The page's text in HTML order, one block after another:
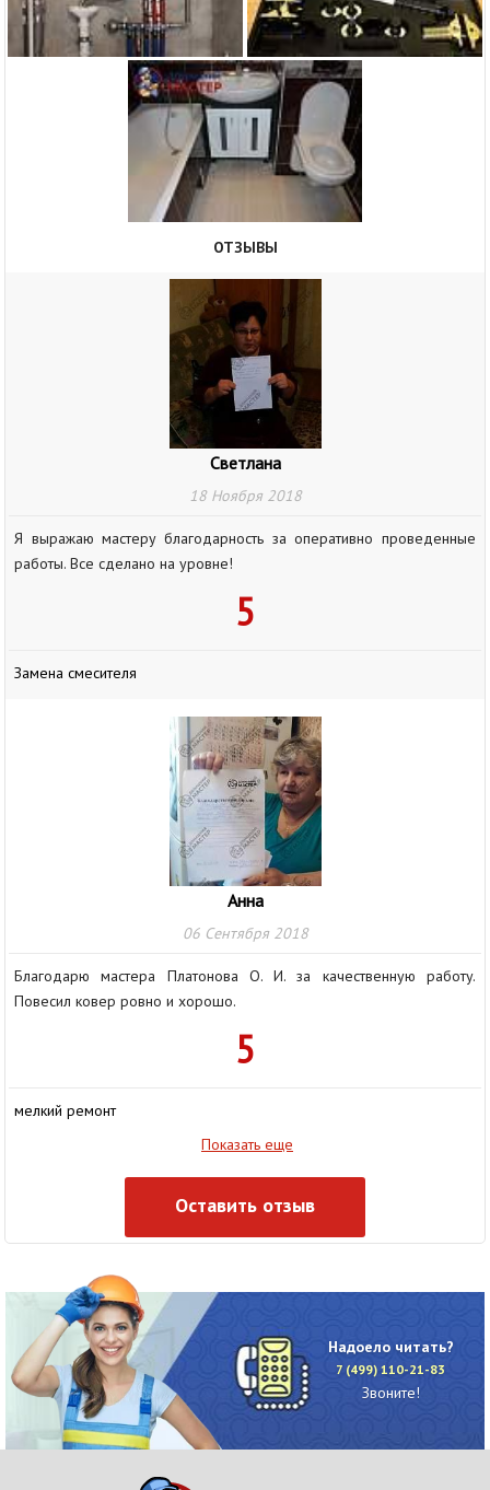
ОТЗЫВЫ
Светлана
18 Ноября 2018
Я выражаю мастеру благодарность за оперативно проведенные
работы. Все сделано на уровне!
5
Замена смесителя
Анна
06 Сентября 2018
Благодарю мастера Платонова О. И. за качественную работу.
Повесил ковер ровно и хорошо.
5
мелкий ремонт
Денис
20 Августа 2018
Благодарю мастера Олега за качественную работу , за хорошее
обслуживание и быстроту действий.
Оставить отзыв
Надоело читать?
7 (499) 110-21-83
Звоните!